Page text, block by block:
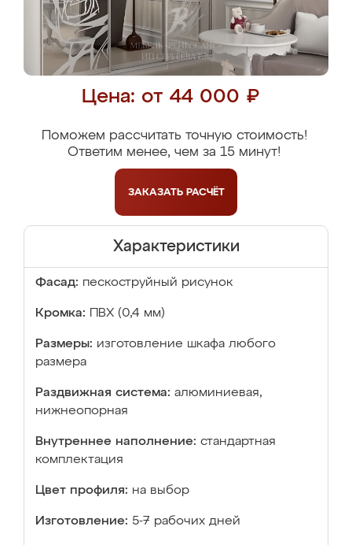
Цена: от 44 000 ₽
Поможем рассчитать точную стоимость!
Ответим менее, чем за 15 минут!
ЗАКАЗАТЬ РАСЧЁТ
Характеристики
Фасад: пескоструйный рисунок
Кромка: ПВХ (0,4 мм)
Размеры: изготовление шкафа любого
размера
Раздвижная система: алюминиевая,
нижнеопорная
Внутреннее наполнение: стандартная
комплектация
Цвет профиля: на выбор
Изготовление: 5-7 рабочих дней